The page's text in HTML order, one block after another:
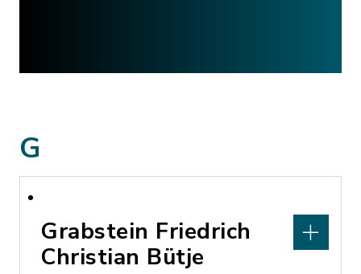
G
Grabstein Friedrich
Christian Bütje